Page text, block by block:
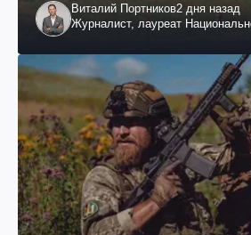
Виталий Портников2 дня назад
Журналист, лауреат